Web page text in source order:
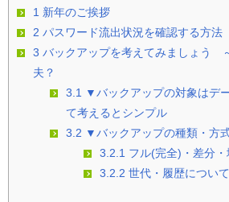
1 新年のご挨拶
2 パスワード流出状況を確認する方法
3 バックアップを考えてみましょう
夫？
3.1
▼バックアップの対象はデ
て考えるとシンプル
3.2 ▼バックアップの種類・方
3.2.1 フル(完全)・差分
3.2.2 世代・履歴について